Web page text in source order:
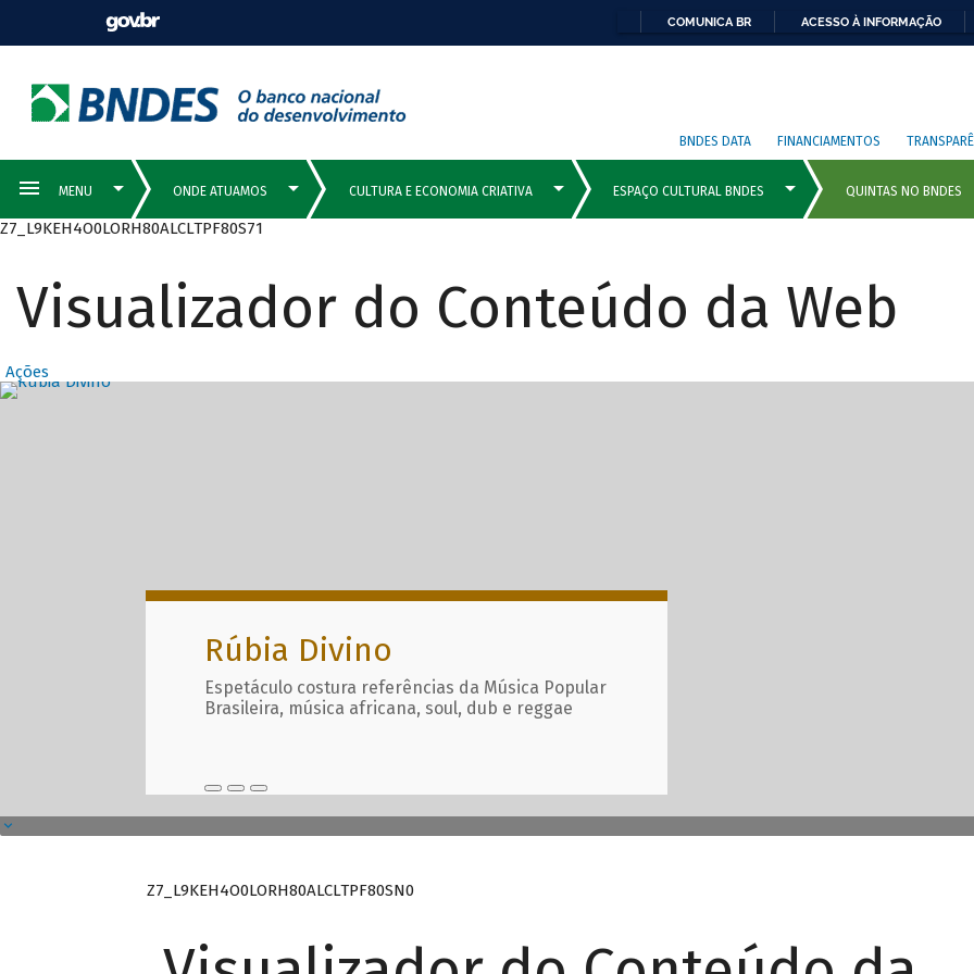
COMUNICA BR ACESSO À INFORMAÇÃO
BNDES DATA FINANCIAMENTOS
Z7_L9KEH4O0LORH80ALCLTPF80S71
Visualizador do Conteúdo da Web
Ações
Destaques Principais com
Rúbia Divino
Espetáculo costura referências da Música Popular
Brasileira, música africana, soul, dub e reggae
Z7_L9KEH4O0LORH80ALCLTPF80SN0